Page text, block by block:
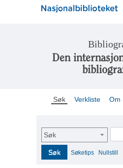
Den
Søk Verkliste Om
Søk
Søk Søketips Nullstill